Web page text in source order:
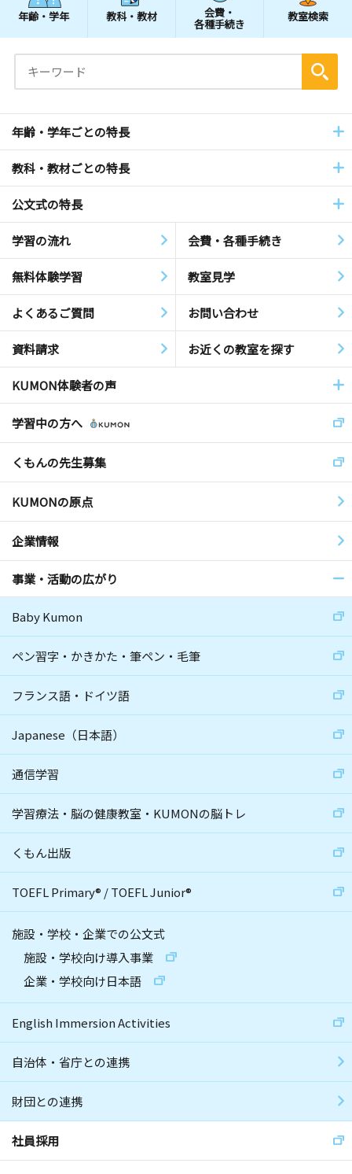
年齢・学年 教科・教材 会費・
各種手続き
教室検索
年齢・学年ごとの特長
教科・教材ごとの特長
公文式の特長
学習の流れ 会費・各種手続き
無料体験学習 教室見学
よくあるご質問 お問い合わせ
資料請求 お近くの教室を探す
KUMON体験者の声
学習中の方へ
くもんの先生募集
KUMONの原点
企業情報
事業・活動の広がり
Baby Kumon
ペン習字・かきかた・筆ペン・毛筆
フランス語・ドイツ語
Japanese（日本語）
通信学習
学習療法・脳の健康教室・KUMONの脳トレ
くもん出版
TOEFL Primary® /TOEFL Junior®
施設・学校・企業での公文式
施設・学校向け導入事業
企業・学校向け日本語
English Immersion Activities
自治体・省庁との連携
財団との連携
社員採用